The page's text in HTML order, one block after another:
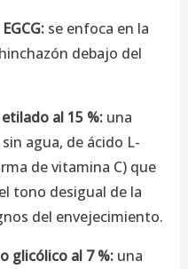
se enfoca en la
debajo del
al 15 %:una
agua, de ácido L-
de vitamina C) que
tono desigual de la
del envejecimiento.
glicólico al 7 %:una